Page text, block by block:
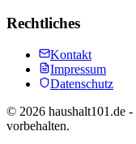
Rechtliches
Kontakt
Impressum
Datenschutz
© 2026 haushalt101.de
vorbehalten.